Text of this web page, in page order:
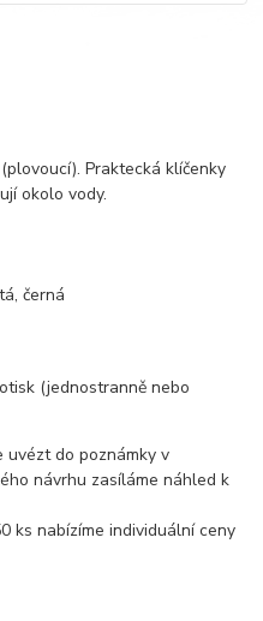
Praktecká klíčenky
okolo vody.
černá
(jednostranně nebo
uvézt do poznámky v
návrhu zasíláme náhled k
ks nabízíme individuální ceny